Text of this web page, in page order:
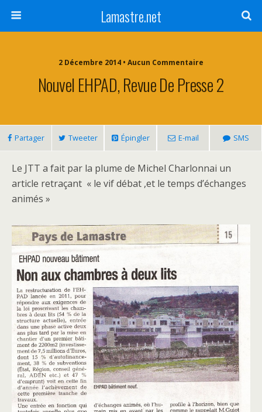
Lamastre.net
2 Décembre 2014 • Aucun Commentaire
Nouvel EHPAD, Revue De Presse 2
Partager Tweeter Épingler E-mail SMS
Le JTT a fait par la plume de Michel Charlonnai un
article retraçant « le vif débat ,et le temps d’échanges
animés »